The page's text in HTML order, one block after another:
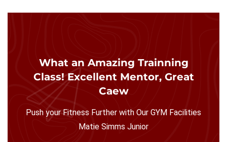
What an Amazing Trainning
Class!Excellent Mentor, Great
Caew
Push your Fitness Further with Our GYM Facilities
Matie Simms Junior